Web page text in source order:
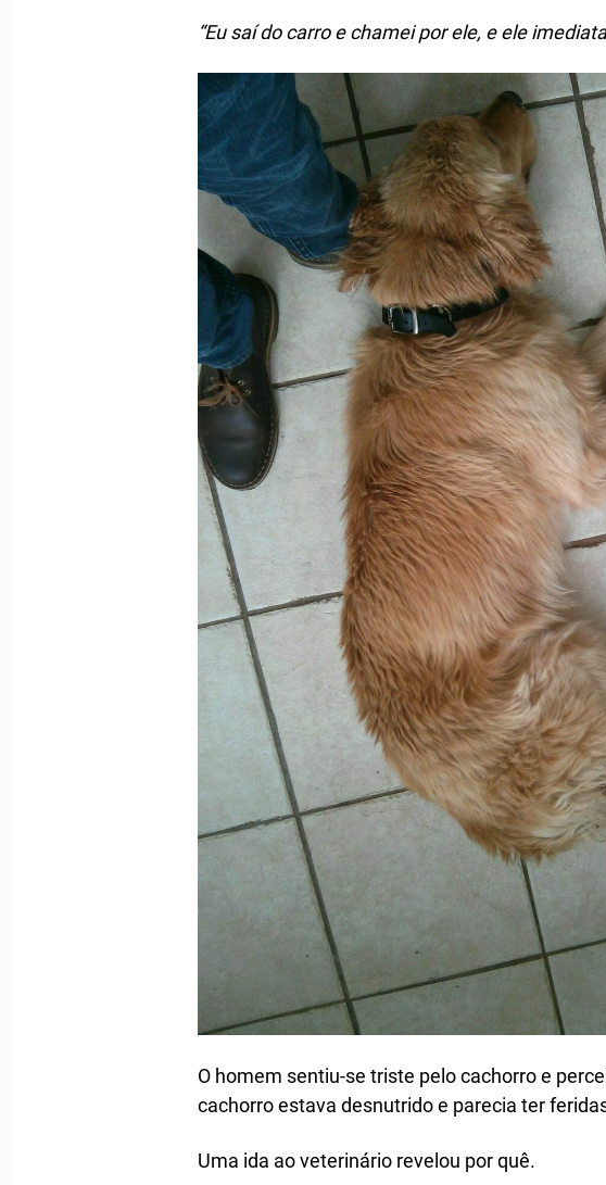
“Eu saí do carro e chamei por ele, e ele
O homem sentiu-se triste pelo cachorro e
cachorro estava desnutrido e parecia ter
Uma ida ao veterinário revelou por quê.